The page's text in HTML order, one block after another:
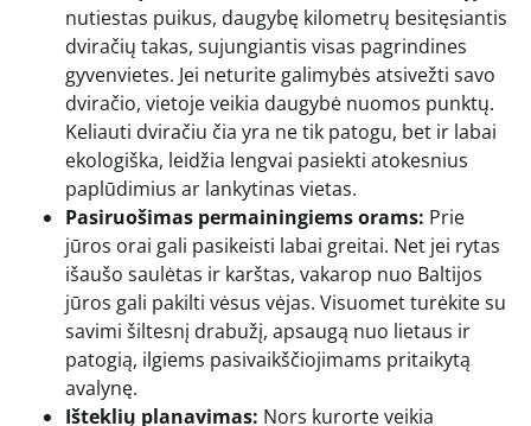
nutiestas puikus, daugybę kilometrų besitęsiantis
dviračių takas, sujungiantis visas pagrindines
gyvenvietes. Jei neturite galimybės atsivežti savo
dviračio, vietoje veikia daugybė nuomos punktų.
Keliauti dviračiu čia yra ne tik patogu, bet ir labai
ekologiška, leidžia lengvai pasiekti atokesnius
paplūdimius ar lankytinas vietas.
Pasiruošimas permainingiems orams: Prie
jūros orai gali pasikeisti labai greitai. Net jei rytas
išaušo saulėtas ir karštas, vakarop nuo Baltijos
jūros gali pakilti vėsus vėjas. Visuomet turėkite su
savimi šiltesnį drabužį, apsaugą nuo lietaus ir
patogią, ilgiems pasivaikščiojimams pritaikytą
avalynę.
Išteklių planavimas: Nors kurorte veikia